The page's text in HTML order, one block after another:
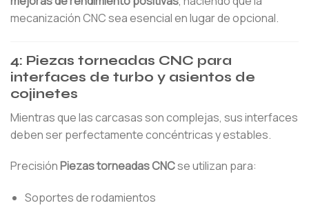
mecanización CNC sea esencial en lugar de opcional.
4: Piezas torneadas CNC para
interfaces de turbo y asientos de
cojinetes
Mientras que las carcasas son complejas, sus interfaces
deben ser perfectamente concéntricas y estables.
PrecisiónPiezas torneadas CNCse utilizan para:
Soportes de rodamientos